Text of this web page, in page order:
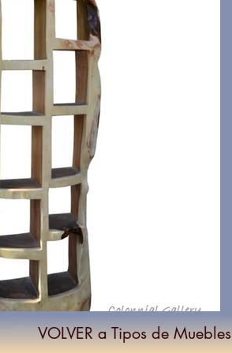
VOLVER a Tipos de Muebles